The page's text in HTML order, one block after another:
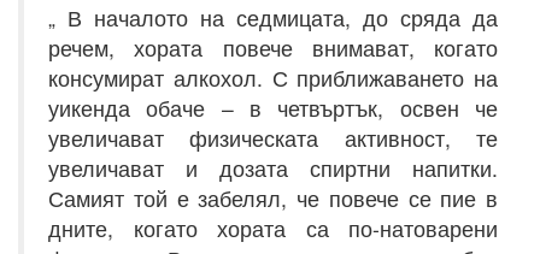
„ В началото на седмицата, до сряда да
речем, хората повече внимават, когато
консумират алкохол. С приближаването на
уикенда обаче – в четвъртък, освен че
увеличават физическата активност, те
увеличават и дозата спиртни напитки.
Самият той е забелял, че повече се пие в
дните, когато хората са по-натоварени